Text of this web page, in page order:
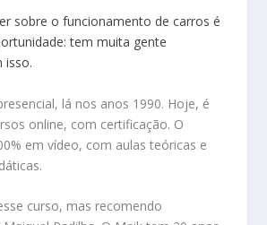
sobre o funcionamento de carros é
tem muita gente
isso.
lá nos anos 1990. Hoje, é
online, com certificação. O
em vídeo, com aulas teóricas e
curso, mas recomendo